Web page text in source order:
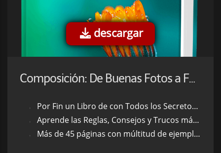
descargar
Composición: De Buenas Fotos a Fotos Increibles
Por Fin un Libro de con Todos los Secretos de la Composición.
Aprende las Reglas, Consejos y Trucos más Importantes.
Más de 45 páginas con múltitud de ejemplos a todo color.